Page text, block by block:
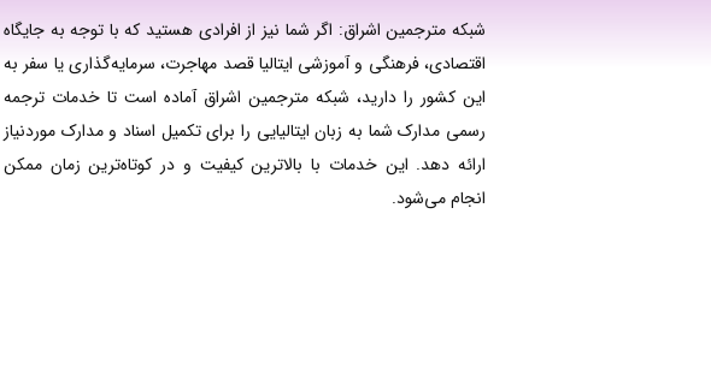
شبکه مترجمین اشراق: اگر شما نیز از افرادی هستید که با توجه به جایگاه
اقتصادی، فرهنگی و آموزشی ایتالیا قصد مهاجرت، سرمایه‌گذاری یا سفر به
این کشور را دارید، شبکه مترجمین اشراق آماده است تا خدمات ترجمه
رسمی مدارک شما به زبان ایتالیایی را برای تکمیل اسناد و مدارک موردنیاز
ارائه دهد. این خدمات با بالاترین کیفیت و در کوتاه‌ترین زمان ممکن
انجام می‌شود.